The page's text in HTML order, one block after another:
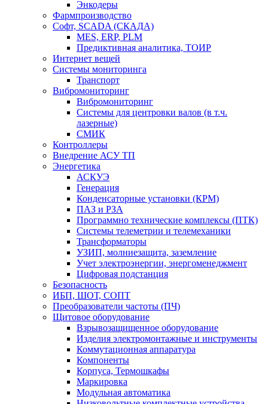
Энкодеры
Фармпроизводство
Софт, SCADA (СКАДА)
MES, ERP, PLM
Предиктивная аналитика, ТОИР
Интернет вещей
Системы мониторинга
Транспорт
Вибромониторинг
Вибромониторинг
Системы для центровки валов (в т.ч.
лазерные)
СМИК
Контроллеры
Внедрение АСУ ТП
Энергетика
АСКУЭ
Генерация
Конденсаторные установки (КРМ)
ПАЗ и РЗА
Программно технические комплексы (ПТК)
Системы телеметрии и телемеханики
Трансформаторы
УЗИП, молниезащита, заземление
Учет электроэнергии, энергоменеджмент
Цифровая подстанция
Безопасность
ИБП, ШОТ, СОПТ
Преобразователи частоты (ПЧ)
Щитовое оборудование
Взрывозащищенное оборудование
Изделия электромонтажные и инструменты
Коммутационная аппаратура
Компоненты
Корпуса, Термошкафы
Маркировка
Модульная автоматика